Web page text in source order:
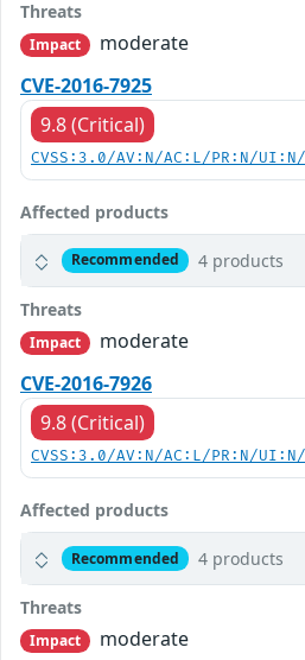
Threats
Impact
moderate
CVE-2016-7925
9.8 (Critical)
CVSS:3.0/AV:N/AC:L/PR:N/
Affected products
Recommended 4 products
Threats
Impact
moderate
CVE-2016-7926
9.8 (Critical)
CVSS:3.0/AV:N/AC:L/PR:N/
Affected products
Recommended 4 products
Threats
Impact
moderate